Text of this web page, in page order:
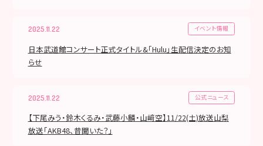
2025.11.22 イベント情報
日本武道館コンサート正式タイトル&「Hulu」生配信決定のお知
らせ
2025.11.22 公式ニュース
【下尾みう・鈴木くるみ・武藤小麟・山﨑空】11/22(土)放送山梨
放送「AKB48、昔聞いた？」